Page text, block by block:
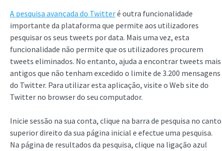
A pesquisa avançada do Twitteré outra funcionalidade
importante da plataforma que permite aos utilizadores
pesquisar os seus tweets por data. Mais uma vez, esta
funcionalidade não permite que os utilizadores procurem
tweets eliminados. No entanto, ajuda a encontrar tweets mais
antigos que não tenham excedido o limite de 3.200 mensagens
do Twitter. Para utilizar esta aplicação, visite o Web site do
Twitter no browser do seu computador.
Inicie sessão na sua conta, clique na barra de pesquisa no canto
superior direito da sua página inicial e efectue uma pesquisa.
Na página de resultados da pesquisa, clique na ligação azul